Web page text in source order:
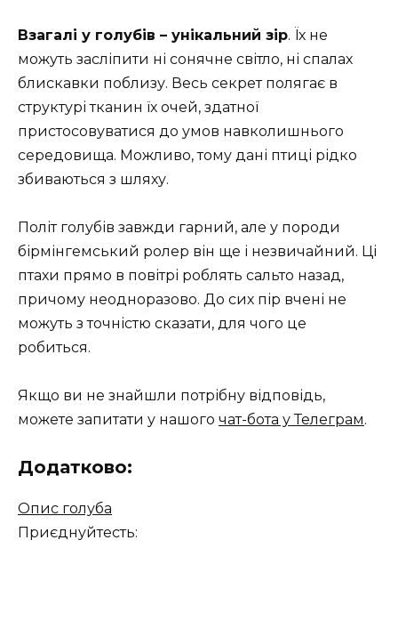
Взагалі у голубів – унікальний зір. Їх не
можуть засліпити ні сонячне світло, ні спалах
блискавки поблизу. Весь секрет полягає в
структурі тканин їх очей, здатної
пристосовуватися до умов навколишнього
середовища. Можливо, тому дані птиці рідко
збиваються з шляху.
Політ голубів завжди гарний, але у породи
бірмінгемський ролер він ще і незвичайний. Ці
птахи прямо в повітрі роблять сальто назад,
причому неодноразово. До сих пір вчені не
можуть з точністю сказати, для чого це
робиться.
Якщо ви не знайшли потрібну відповідь,
можете запитати у нашого чат-бота у Телеграм.
Додатково:
Опис голуба
Приєднуйтесть: